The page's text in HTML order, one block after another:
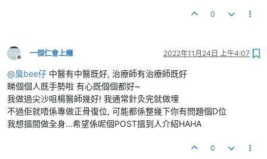
0
離線
一個仁會上癮 2022年11月24日 上午4:07
@臭bee仔 中醫有中醫既好, 治療師有治療師既好
睇個個人既手勢啦 有心既個個都好~
我做過尖沙咀楊醫師幾好! 我通常針灸完就做埋
不過佢就唔係專做正骨復位, 可能都係整幾下你有問題個D位
我想搵間做全身...希望係呢個POST搵到人介紹HAHA
0